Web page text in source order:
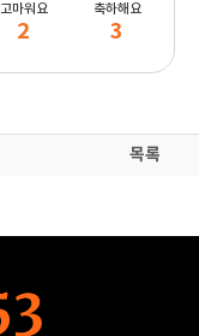
고마워요
2
축하해요
3
목록